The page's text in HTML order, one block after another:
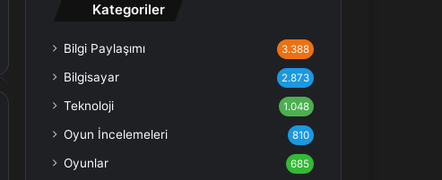
Kategoriler
Bilgi Paylaşımı 3.388
Bilgisayar 2.873
Teknoloji 1.048
Oyun İncelemeleri 810
Oyunlar 685